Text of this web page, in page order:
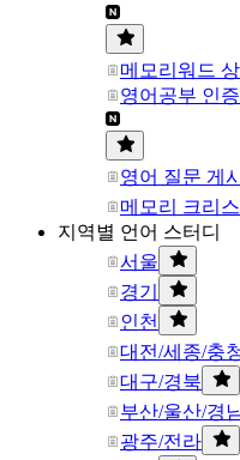
메모리워드
영어공부 인
영어 질문 게
메모리 크리
지역별 언어 스터디
서울
경기
인천
대전/세종/충
대구/경북
부산/울산/경
광주/전라